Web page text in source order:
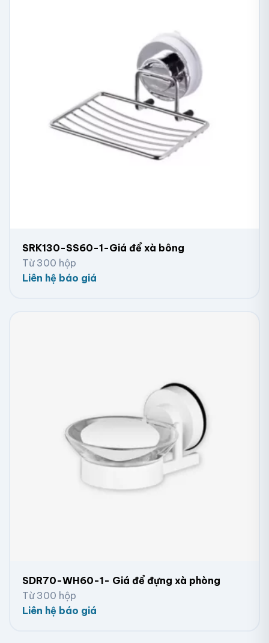
SRK130-SS60-1-Giá để xà bông
Từ 300 hộp
Liên hệ báo giá
SDR70-WH60-1- Giá để đựng xà phòng
Từ 300 hộp
Liên hệ báo giá